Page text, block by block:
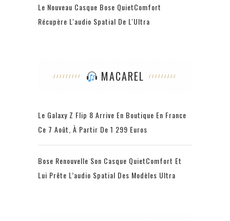
Le Nouveau Casque Bose QuietComfort
Récupère L'audio Spatial De L'Ultra
MACAREL
Le Galaxy Z Flip 8 Arrive En Boutique En France
Ce 7 Août, À Partir De 1 299 Euros
Bose Renouvelle Son Casque QuietComfort Et
Lui Prête L’audio Spatial Des Modèles Ultra